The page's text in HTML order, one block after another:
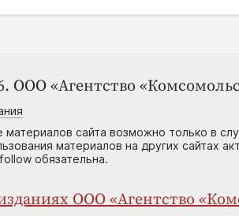
ООО «Агентство
материалов сайта возможно только в
материалов на других сайтах
обязательна.
ООО «Агентство